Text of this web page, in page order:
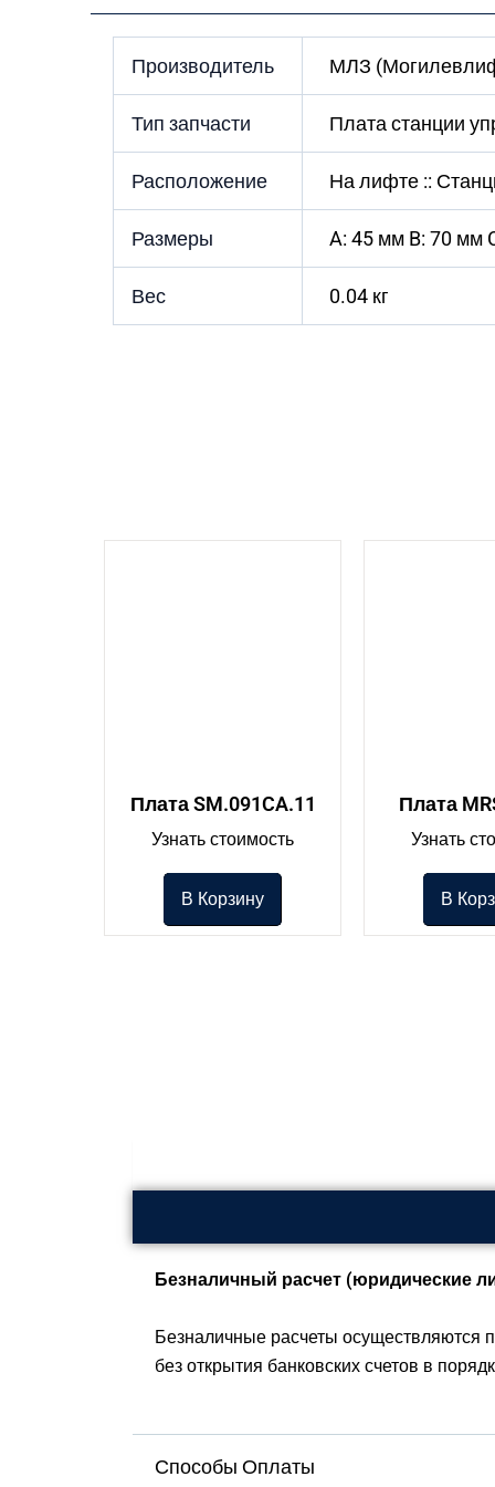
Производитель МЛЗ
Тип запчасти Плата станции
Расположение На лифте ::
Размеры A: 45 мм B: 70 мм
Вес 0.04 кг
Плата SM.091CA.11
Узнать стоимость
В Корзину
Плата
Узнать
В
Безналичный расчет (юридические
Безналичные расчеты осуществляются
без открытия банковских счетов в
Способы Оплаты